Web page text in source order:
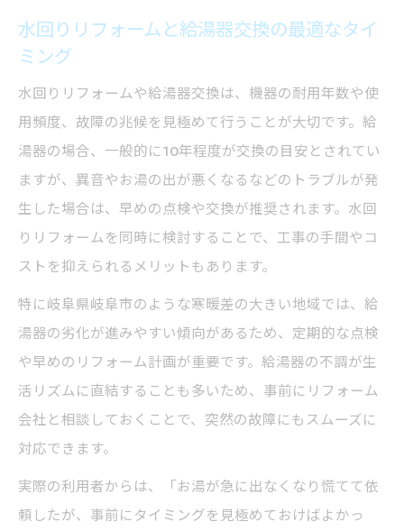
水回りリフォームと給湯器交換の最適なタイ
ミング
水回りリフォームや給湯器交換は、機器の耐用年数や使
用頻度、故障の兆候を見極めて行うことが大切です。給
湯器の場合、一般的に10年程度が交換の目安とされてい
ますが、異音やお湯の出が悪くなるなどのトラブルが発
生した場合は、早めの点検や交換が推奨されます。水回
りリフォームを同時に検討することで、工事の手間やコ
ストを抑えられるメリットもあります。
特に岐阜県岐阜市のような寒暖差の大きい地域では、給
湯器の劣化が進みやすい傾向があるため、定期的な点検
や早めのリフォーム計画が重要です。給湯器の不調が生
活リズムに直結することも多いため、事前にリフォーム
会社と相談しておくことで、突然の故障にもスムーズに
対応できます。
実際の利用者からは、「お湯が急に出なくなり慌てて依
頼したが、事前にタイミングを見極めておけばよかっ